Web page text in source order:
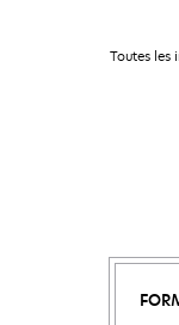
Toutes les